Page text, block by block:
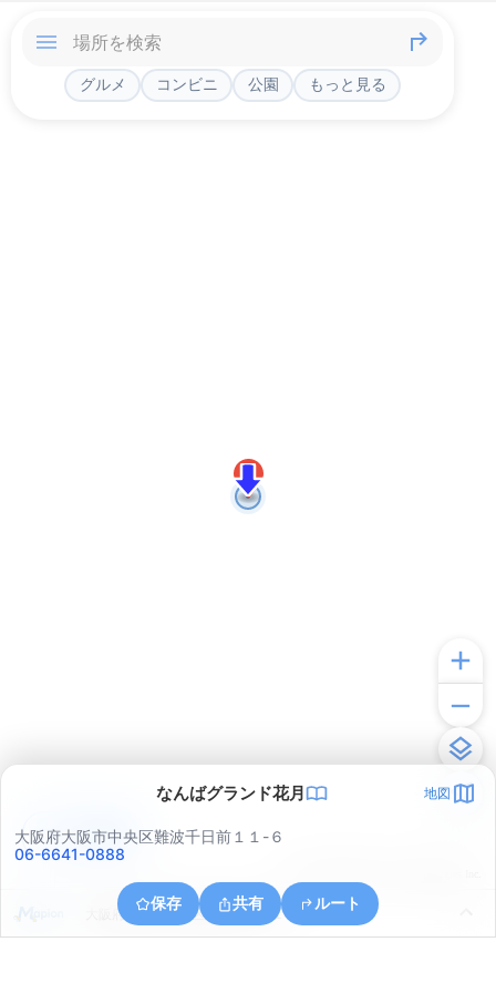
グルメ コンビニ 公園 もっと見る
なんばグランド花月 地図
大阪府大阪市中央区難波千日前１１-６
06-6641-0888
保存 共有 ルート
大阪府大阪市中央区難波千日前１１
アプリで見る